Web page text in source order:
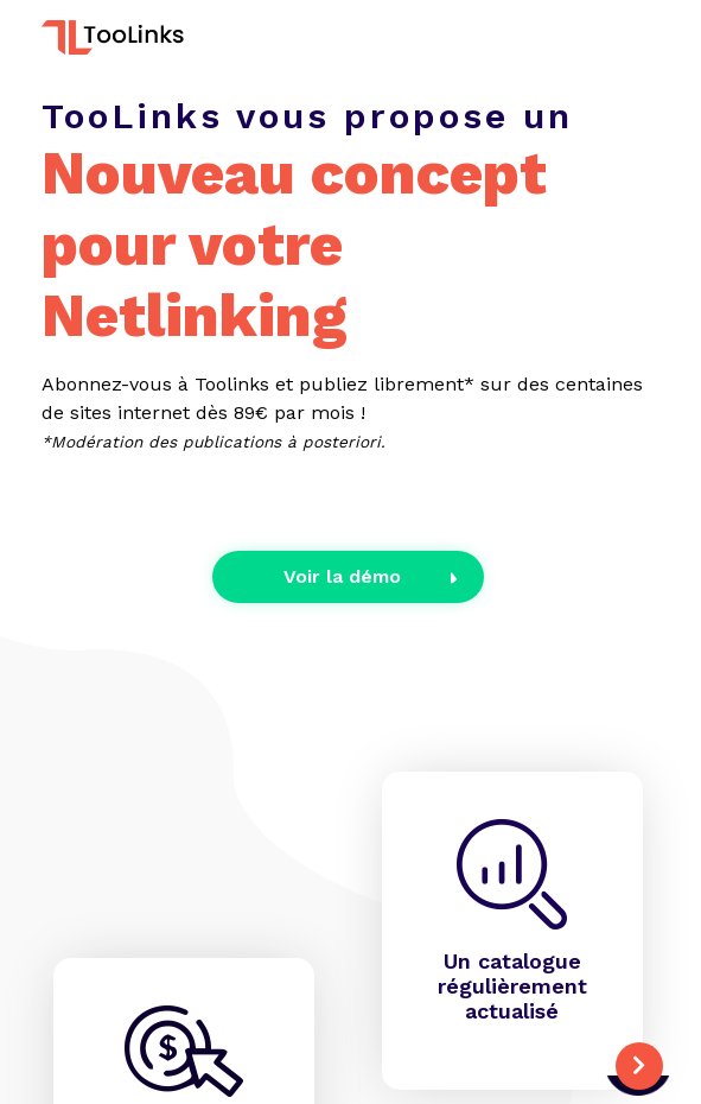
TooLinks vous propose un
Nouveau concept
pour votre
Netlinking
Abonnez-vous à Toolinks et publiez librement* sur des centaines
de sites internet dès 89€ par mois !
*Modération des publications à posteriori.
Voir la démo
Un catalogue
régulièrement
actualisé